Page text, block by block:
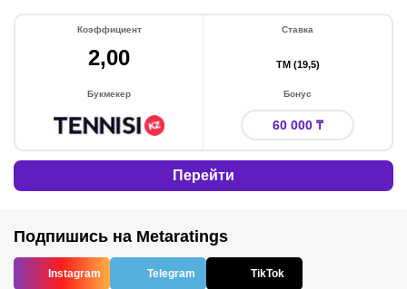
Коэффициент
2,00
Ставка
ТМ (19,5)
Букмекер Бонус
60 000 ₸
Перейти
Подпишись на Metaratings
Instagram Telegram TikTok